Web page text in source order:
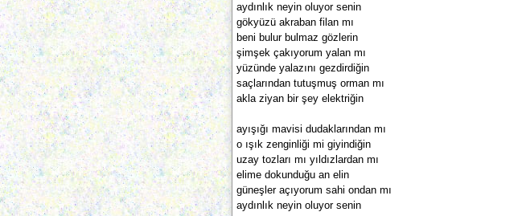
aydınlık neyin oluyor senin
gökyüzü akraban filan mı
beni bulur bulmaz gözlerin
şimşek çakıyorum yalan mı
yüzünde yalazını gezdirdiğin
saçlarından tutuşmuş orman mı
akla ziyan bir şey elektriğin
ayışığı mavisi dudaklarından mı
o ışık zenginliği mi giyindiğin
uzay tozları mı yıldızlardan mı
elime dokunduğu an elin
güneşler açıyorum sahi ondan mı
aydınlık neyin oluyor senin